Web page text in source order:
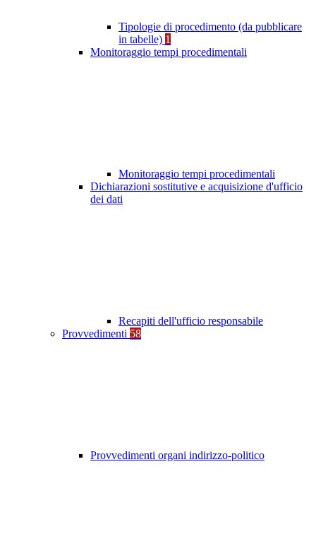
Tipologie di procedimento (da pubblicare
in tabelle) 1
Monitoraggio tempi procedimentali
Monitoraggio tempi procedimentali
Dichiarazioni sostitutive e acquisizione d'ufficio
dei dati
Recapiti dell'ufficio responsabile
Provvedimenti 58
Provvedimenti organi indirizzo-politico